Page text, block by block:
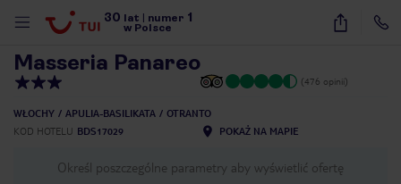
30 lat numer 1
w Polsce
36
Masseria Panareo
(476 opinii)
WŁOCHY APULIA-BASILIKATA
OTRANTO
KOD HOTELU BDS17029 POKAŻ NA MAPIE
Określ poszczególne parametry aby wyświetlić ofertę